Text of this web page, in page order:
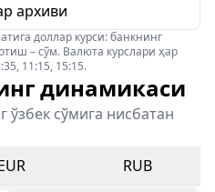
архиви
доллар курси: банкнинг
– сўм. Валюта курслари ҳар
11:15, 15:15.
динамикаси
ўзбек сўмига нисбатан
RUB